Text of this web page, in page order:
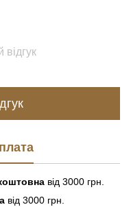
від 3000 грн.
від 3000 грн.